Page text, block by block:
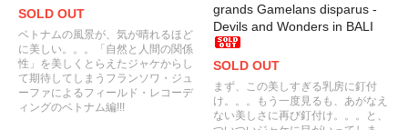
SOLD OUT
ベトナムの風景が、気が晴れるほど
に美しい。。。「自然と人間の関係
性」を美しくとらえたジャケからし
て期待してしまうフランソワ・ジュ
ーファによるフィールド・レコーデ
ィングのベトナム編!!!
grands Gamelans disparus -
Devils and Wonders in BALI
SOLD OUT
まず、この美しすぎる乳房に釘付
け。。。もう一度見るも、あがなえ
ない美しさに再び釘付け。。。と、